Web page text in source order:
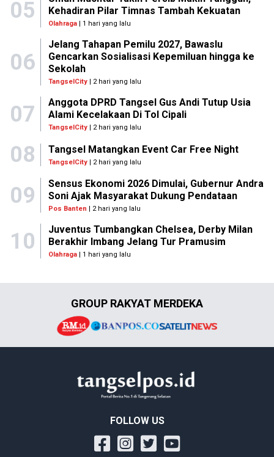
05
Kehadiran Pilar Timnas Tambah Kekuatan
Olahraga| 1 hari yang lalu
06
Jelang Tahapan Pemilu 2027, Bawaslu
Gencarkan Sosialisasi Kepemiluan hingga ke
Sekolah
TangselCity| 2 hari yang lalu
07
Anggota DPRD Tangsel Gus Andi Tutup Usia
Alami Kecelakaan Di Tol Cipali
TangselCity| 2 hari yang lalu
08 Tangsel Matangkan Event Car Free Night
TangselCity | 2 hari yang lalu
09
Sensus Ekonomi 2026 Dimulai, Gubernur Andra
Soni Ajak Masyarakat Dukung Pendataan
Pos Banten | 2 hari yang lalu
10
Juventus Tumbangkan Chelsea, Derby Milan
Berakhir Imbang Jelang Tur Pramusim
Olahraga| 1 hari yang lalu
GROUP RAKYAT MERDEKA
FOLLOW US